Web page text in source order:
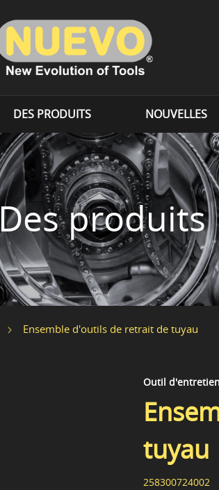
DES PRODUITS NOUVELLES
Des produits
Ensemble d'outils de retrait de tuyau
Outil
tuyau
258300724002